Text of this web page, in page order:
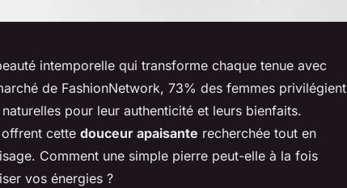
intemporelle qui transforme chaque tenue avec
de FashionNetwork, 73% des femmes privilégient
pour leur authenticité et leurs bienfaits.
cette douceur apaisante recherchée tout en
Comment une simple pierre peut-elle à la fois
vos énergies ?